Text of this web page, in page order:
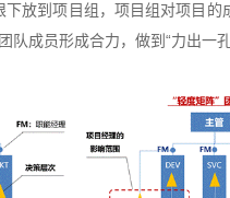
放到项目组，项目组对项目
成员形成合力，做到“力出一